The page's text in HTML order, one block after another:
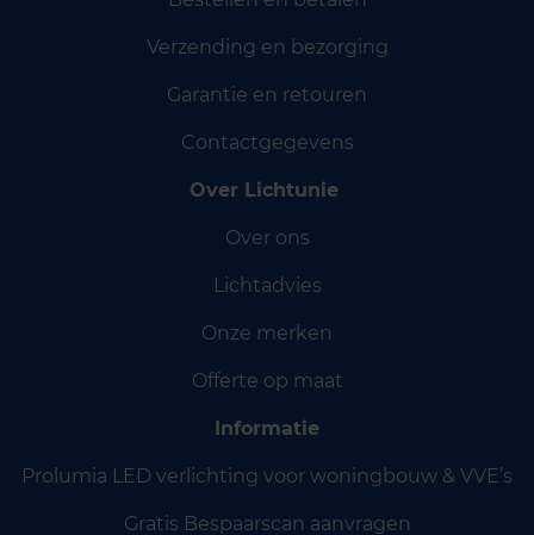
Verzending en bezorging
Garantie en retouren
Contactgegevens
Over Lichtunie
Over ons
Lichtadvies
Onze merken
Offerte op maat
Informatie
Prolumia LED verlichting voor woningbouw & VVE’s
Gratis Bespaarscan aanvragen